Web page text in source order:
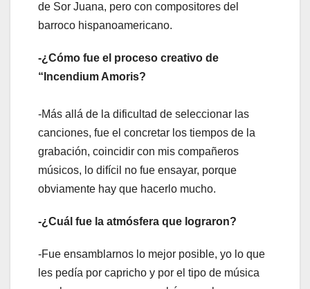
de Sor Juana, pero con compositores del
barroco hispanoamericano.
-¿Cómo fue el proceso creativo de
“Incendium Amoris?
-Más allá de la dificultad de seleccionar las
canciones, fue el concretar los tiempos de la
grabación, coincidir con mis compañeros
músicos, lo difícil no fue ensayar, porque
obviamente hay que hacerlo mucho.
-¿Cuál fue la atmósfera que lograron?
-Fue ensamblarnos lo mejor posible, yo lo que
les pedía por capricho y por el tipo de música